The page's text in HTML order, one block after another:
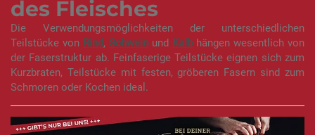
des Fleisches
Die Verwendungsmöglichkeiten der unterschiedlichen
Teilstücke von Rind, Schwein und Kalbhängen wesentlich von
der Faserstruktur ab. Feinfaserige Teilstücke eignen sich zum
Kurzbraten, Teilstücke mit festen, gröberen Fasern sind zum
Schmoren oder Kochen ideal.